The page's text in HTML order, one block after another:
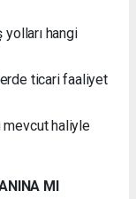
hangi
ticari faaliyet
haliyle
MI